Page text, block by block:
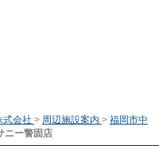
式会社 > 周辺施設案内 > 福岡市中
ニー警固店